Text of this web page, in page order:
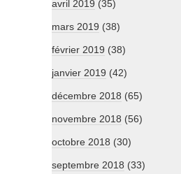
avril 2019 (35)
mars 2019 (38)
février 2019 (38)
janvier 2019 (42)
décembre 2018 (65)
novembre 2018 (56)
octobre 2018 (30)
septembre 2018 (33)